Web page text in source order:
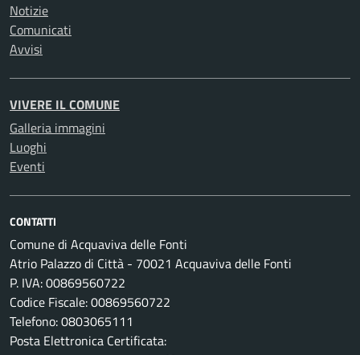
Notizie
Comunicati
Avvisi
VIVERE IL COMUNE
Galleria immagini
Luoghi
Eventi
CONTATTI
Comune di Acquaviva delle Fonti
Atrio Palazzo di Città - 70021 Acquaviva delle Fonti
P. IVA: 00869560722
Codice Fiscale: 00869560722
Telefono: 0803065111
Posta Elettronica Certificata: